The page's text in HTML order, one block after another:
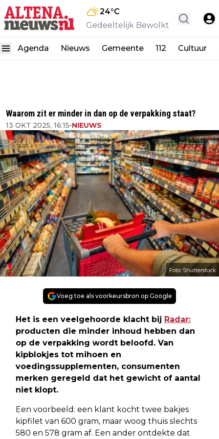
24°C
Gedeeltelijk Bewolkt
Agenda Nieuws Gemeente 112 Cultuur
Waarom zit er minder in dan op de verpakking staat?
13 OKT 2025, 16:15•NIEUWS
Foto: Shutterstock
Voeg toe als voorkeursbron op Google
Het is een veelgehoorde klacht bij Radar:
producten die minder inhoud hebben dan
op de verpakking wordt beloofd. Van
kipblokjes tot mihoen en
voedingssupplementen, consumenten
merken geregeld dat het gewicht of aantal
niet klopt.
Een voorbeeld: een klant kocht twee bakjes
kipfilet van 600 gram, maar woog thuis slechts
580 en 578 gram af. Een ander ontdekte dat